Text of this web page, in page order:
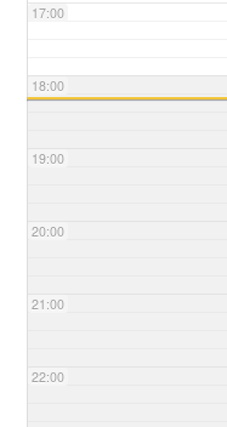
17:00
18:00
19:00
20:00
21:00
22:00